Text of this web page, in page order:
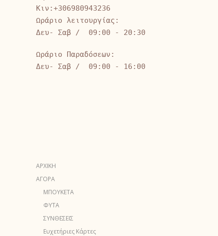
Κιν:+306980943236
Ωράριο λειτουργίας:
Δευ- Σαβ / 09:00 - 20:30
Ωράριο Παραδόσεων:
Δευ- Σαβ / 09:00 - 16:00
ΑΡΧΙΚΗ
ΑΓΟΡΑ
ΜΠΟΥΚΕΤΑ
ΦΥΤΑ
ΣΥΝΘΕΣΕΙΣ
Ευχετήριες Κάρτες